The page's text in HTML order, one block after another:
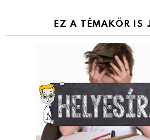
EZ A TÉMAKÖR IS